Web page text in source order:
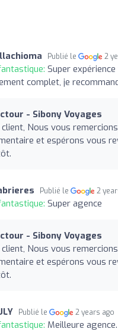
Publié le 2
Super expérience
complet, je
- Sibony Voyages
client, Nous vous
et espérons vous
Publié le 2
Super agence
- Sibony Voyages
client, Nous vous
et espérons vous
Publié le 2 years ago
Meilleure